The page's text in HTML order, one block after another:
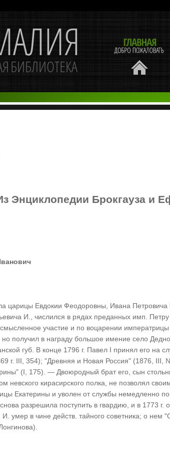
Энциклопедии Брокгауза и
царицы Евдокии Феодоровны, Ивана Петровича
И., числился в рядах преданных имп.
участие и по воцарении
но получил в награду большое имение село
губ. В конце 1796 г. Павел I принял его на
г. III, 354); "Древняя и Новая Россия" (1876, III,
(I, 175). — Двоюродный брат его, сын
невского кирасирского полка, не позволял
Екатерины и уволен от службы немедленно
разрешила поступить в гвардию, и в 1773 г.
И. умер в чине действ. тайного советника; о нем